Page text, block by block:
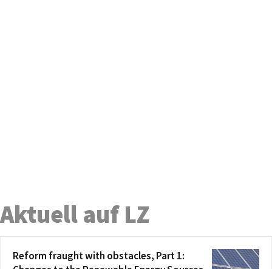
Aktuell auf LZ
Reform fraught with obstacles, Part 1: